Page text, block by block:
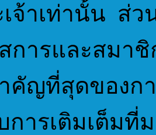
จ้าเท่านั้น ส่
การและสมา
คัญที่สุดของก
การเติมเต็มที่